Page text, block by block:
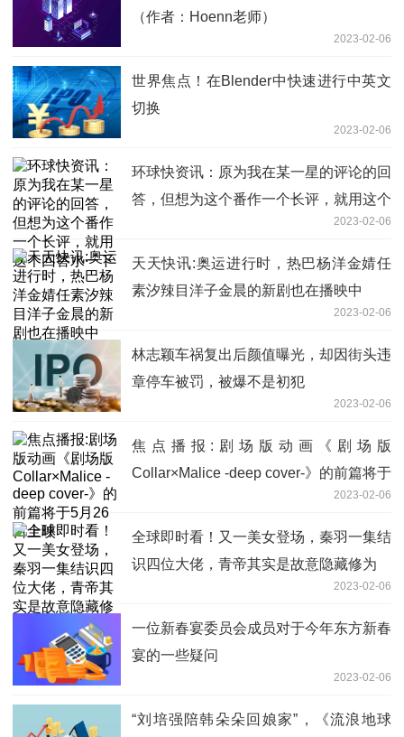
（作者：Hoenn老师）
2023-02-06
世界焦点！在Blender中快速进行中英文
切换
2023-02-06
环球快资讯：原为我在某一星的评论的回
答，但想为这个番作一个长评，就用这个
2023-02-06
天天快讯:奥运进行时，热巴杨洋金婧任
素汐辣目洋子金晨的新剧也在播映中
2023-02-06
林志颖车祸复出后颜值曝光，却因街头违
章停车被罚，被爆不是初犯
2023-02-06
焦点播报:剧场版动画《剧场版
Collar×Malice -deep cover-》的前篇将于
2023-02-06
全球即时看！又一美女登场，秦羽一集结
识四位大佬，青帝其实是故意隐藏修为
2023-02-06
一位新春宴委员会成员对于今年东方新春
宴的一些疑问
2023-02-06
“刘培强陪韩朵朵回娘家”，《流浪地球